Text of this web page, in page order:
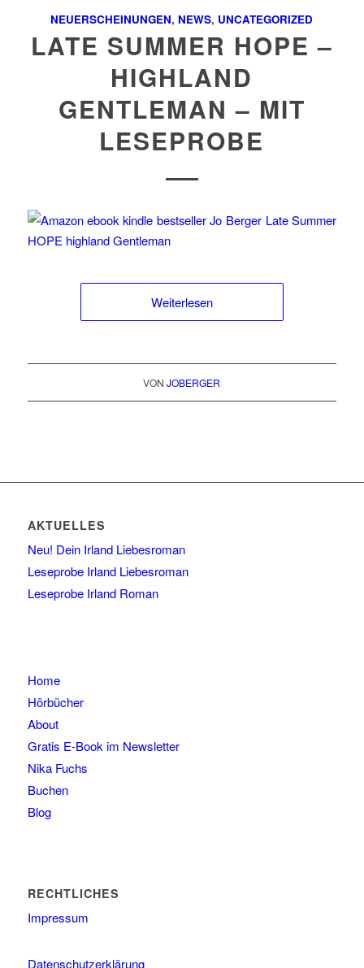
NEUERSCHEINUNGEN, NEWS, UNCATEGORIZED
LATE SUMMER HOPE –
HIGHLAND
GENTLEMAN – MIT
LESEPROBE
Weiterlesen
VONJOBERGER
AKTUELLES
Neu! Dein Irland Liebesroman
Leseprobe Irland Liebesroman
Leseprobe Irland Roman
Home
Hörbücher
About
Gratis E-Book im Newsletter
Nika Fuchs
Buchen
Blog
RECHTLICHES
Impressum
Datenschutzerklärung